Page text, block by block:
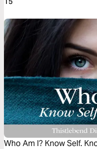
Who Am I? Know Self.